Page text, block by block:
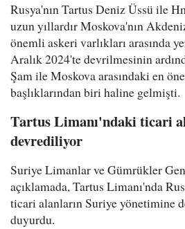
Rusya'nın Tartus Deniz Üssü ile
uzun yıllardır Moskova'nın
önemli askeri varlıkları arasında
Aralık 2024'te devrilmesinin
Şam ile Moskova arasındaki en
başlıklarından biri haline gelmişti.
Tartus Limanı'ndaki ticari
devrediliyor
Suriye Limanlar ve Gümrükler
açıklamada, Tartus Limanı'nda
ticari alanların Suriye yönetimine
duyurdu.